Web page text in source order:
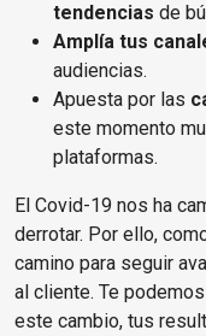
tendencias de
Amplía tus
audiencias.
Apuesta por las
este momento
plataformas.
El Covid-19 nos ha
derrotar. Por ello,
camino para seguir
al cliente. Te
este cambio, tus